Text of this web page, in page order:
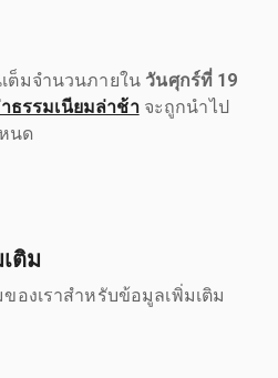
ต็มจำนวนภายใน วันศุกร์ที่ 19
ธรรมเนียมล่าช้าจะถูกนำไป
นด
ติม
องเราสำหรับข้อมูลเพิ่มเติม